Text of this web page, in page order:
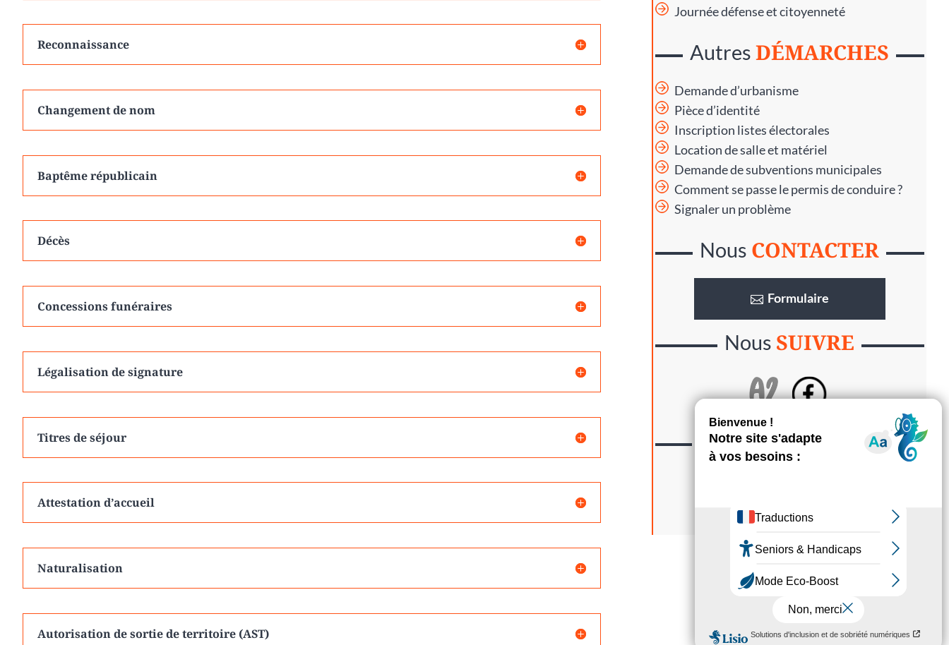
Reconnaissance
Changement de nom
Baptême républicain
Décès
Concessions funéraires
Légalisation de signature
Titres de séjour
Attestation d’accueil
Naturalisation
Autorisation de sortie de territoire (AST)
Journée défense et citoyenneté
AutresDÉMARCHES
Demande d’urbanisme
Pièce d’identité
Inscription listes électorales
Location de salle et matériel
Demande de subventions municipales
Comment se passe le permis de conduire ?
Signaler un problème
Nous CONTACTER
Formulaire
Nous SUIVRE
LisezLA GAZETTE